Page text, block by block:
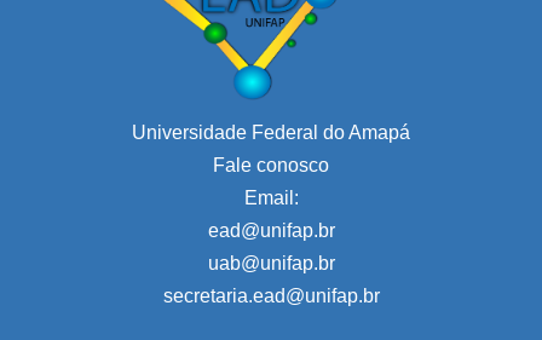
Universidade Federal do Amapá
Fale conosco
Email:
ead@unifap.br
uab@unifap.br
secretaria.ead@unifap.br